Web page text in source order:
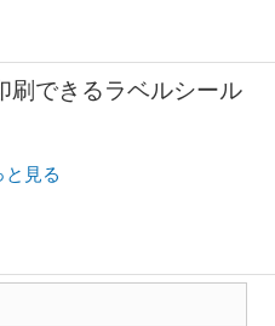
刷できるラベルシール
と見る